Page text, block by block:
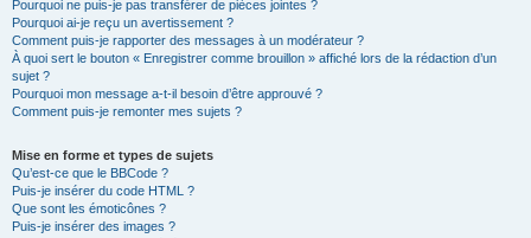
Pourquoi ne puis-je pas transférer de pièces jointes ?
Pourquoi ai-je reçu un avertissement ?
Comment puis-je rapporter des messages à un modérateur ?
À quoi sert le bouton « Enregistrer comme brouillon » affiché lors de la rédaction d’un
sujet ?
Pourquoi mon message a-t-il besoin d’être approuvé ?
Comment puis-je remonter mes sujets ?
Mise en forme et types de sujets
Qu’est-ce que le BBCode ?
Puis-je insérer du code HTML ?
Que sont les émoticônes ?
Puis-je insérer des images ?